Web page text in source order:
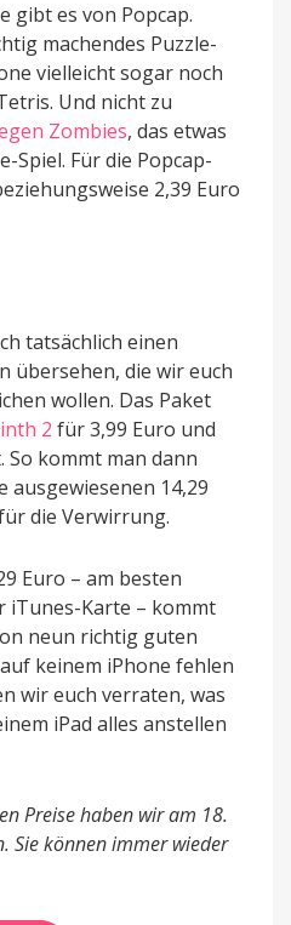
gibt es von Popcap.
machendes Puzzle-
vielleicht sogar noch
Und nicht zu
Zombies, das etwas
Spiel. Für die Popcap-
2,39 Euro
tatsächlich einen
übersehen, die wir euch
wollen. Das Paket
2 für 3,99 Euro und
So kommt man dann
ausgewiesenen 14,29
die Verwirrung.
Euro – am besten
iTunes-Karte – kommt
neun richtig guten
keinem iPhone fehlen
wir euch verraten, was
iPad alles anstellen
Preise haben wir am 18.
Sie können immer wieder